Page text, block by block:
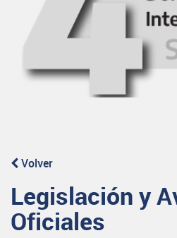
Volver
Legislación y
Oficiales